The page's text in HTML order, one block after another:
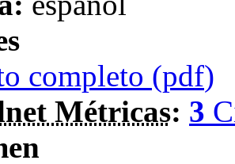
completo (pdf)
Métricas: 3